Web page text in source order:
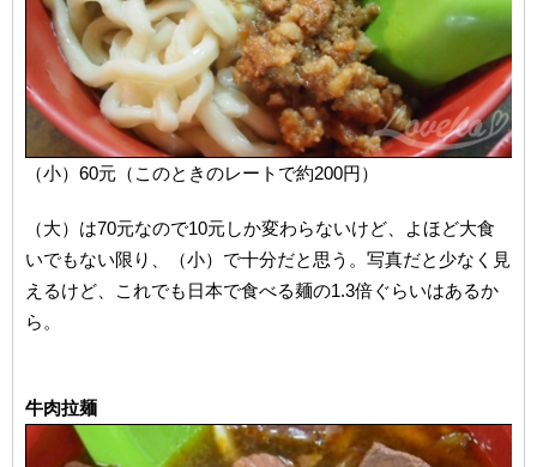
（小）60元（このときのレートで約200円）
（大）は70元なので10元しか変わらないけど、よほど大食
いでもない限り、（小）で十分だと思う。写真だと少なく見
えるけど、これでも日本で食べる麺の1.3倍ぐらいはあるか
ら。
牛肉拉麺